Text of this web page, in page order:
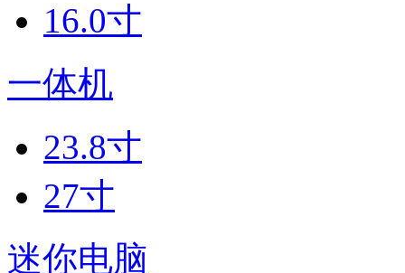
16.0寸
一体机
23.8寸
27寸
迷你电脑